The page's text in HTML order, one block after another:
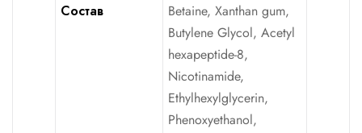
Состав
Betaine, Xanthan gum,
Butylene Glycol, Acetyl
hexapeptide-8,
Nicotinamide,
Ethylhexylglycerin,
Phenoxyethanol,